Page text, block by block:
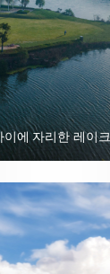
이에 자리한 레이